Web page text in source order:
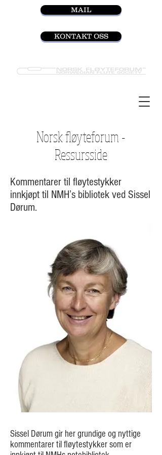
MAIL
KONTAKT OSS
Norsk fløyteforum -
Ressursside
Kommentarer til fløytestykker
innkjøpt til NMH’s bibliotek ved Sissel
Dørum.
Sissel Dørum gir her grundige og nyttige
kommentarer til fløytestykker som er